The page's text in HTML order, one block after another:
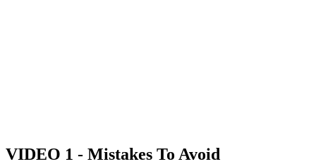
VIDEO 1 - Mistakes To Avoid